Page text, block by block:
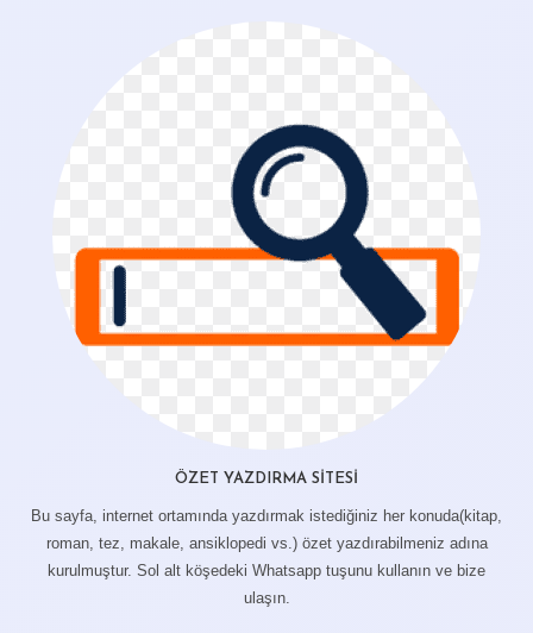
ÖZET YAZDIRMA SITESI
Bu sayfa, internet ortamında yazdırmak istediğiniz her konuda(kitap,
roman, tez, makale, ansiklopedi vs.) özet yazdırabilmeniz adına
kurulmuştur. Sol alt köşedeki Whatsapp tuşunu kullanın ve bize
ulaşın.